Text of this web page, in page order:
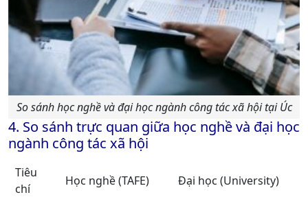
So sánh học nghề và đại học ngành công tác xã hội tại Úc
4. So sánh trực quan giữa học nghề và đại học
ngành công tác xã hội
Tiêu
chí
Học nghề (TAFE) Đại học (University)